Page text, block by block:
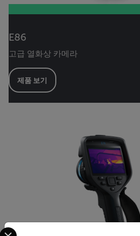
E86
고급 열화상 카메라
제품 보기
Select your preferred country and